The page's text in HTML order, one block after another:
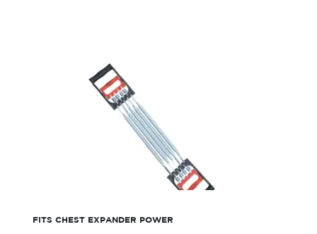
FITS CHEST EXPANDER POWER
FITS Chest Expander Power